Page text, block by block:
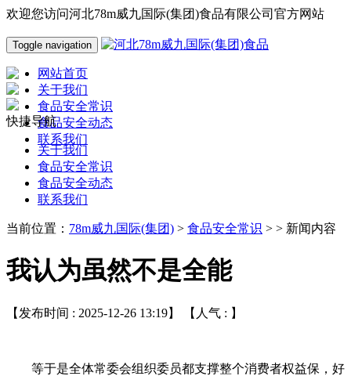
欢迎您访问河北78m威九国际(集团)食品有限公司官方网站
Toggle navigation
网站首页
关于我们
食品安全常识
食品安全动态
联系我们
快捷导航
关于我们
食品安全常识
食品安全动态
联系我们
当前位置： 78m威九国际(集团) > 食品安全常识 > > 新闻内容
我认为虽然不是全能
【发布时间 : 2025-12-26 13:19】 【人气 : 】
等于是全体常委会组织委员都支撑整个消费者权益保，好